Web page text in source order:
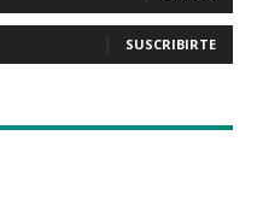
SUSCRIBIRTE